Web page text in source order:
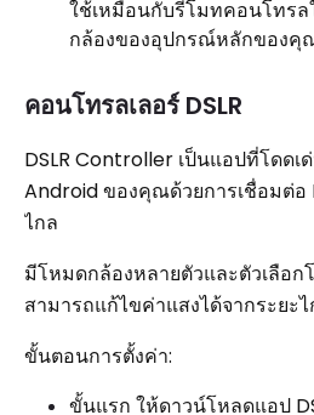
ใช้เหมือนกับรีโมทคอนโทร
กล้องของอุปกรณ์หลักของคุ
คอนโทรลเลอร์ DSLR
DSLR Controller เป็นแอปที่โดด
Android ของคุณด้วยการเชื่อมต่อ
ไกล
มีโหมดกล้องหลายตัวและตัวเลือ
สามารถแก้ไขค่าแสงได้จากระยะ
ขั้นตอนการตั้งค่า:
ขั้นแรก ให้ดาวน์โหลดแอป